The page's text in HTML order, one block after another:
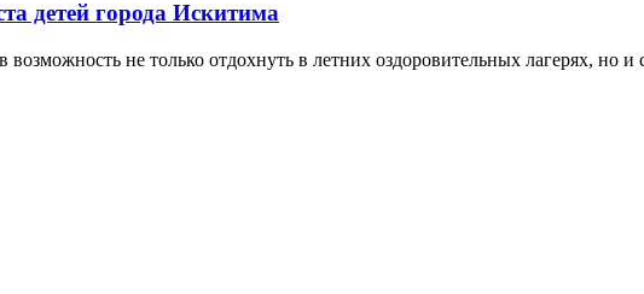
детей города Искитима
не только отдохнуть в летних оздоровительных лагерях, но и